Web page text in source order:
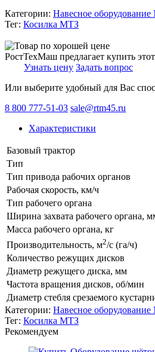
Категории: Навесное
Тег: Косилка МТЗ
РостТехМаш предлагает купить
Узнать цену Задать вопрос
Или выберите удобный для Вас
8 800 777-51-03 sale@rtm45.ru
Характеристики
Базовый трактор
Тип
Тип привода рабочих органов
Рабочая скорость, км/ч
Тип рабочего органа
Ширина захвата рабочего органа,
Масса рабочего органа, кг
Производительность, м2/с (га/ч)
Количество режущих дисков
Диаметр режущего диска, мм
Частота вращения дисков, об/мин
Диаметр стебля срезаемого
Категории: Навесное
Тег: Косилка МТЗ
Рекомендуем